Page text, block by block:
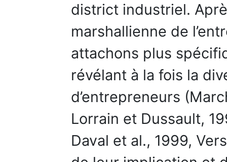
district industriel.
marshallienne de
attachons plus
révélant à la fois la
d’entrepreneurs
Lorrain et Dussault,
Daval et al., 1999,